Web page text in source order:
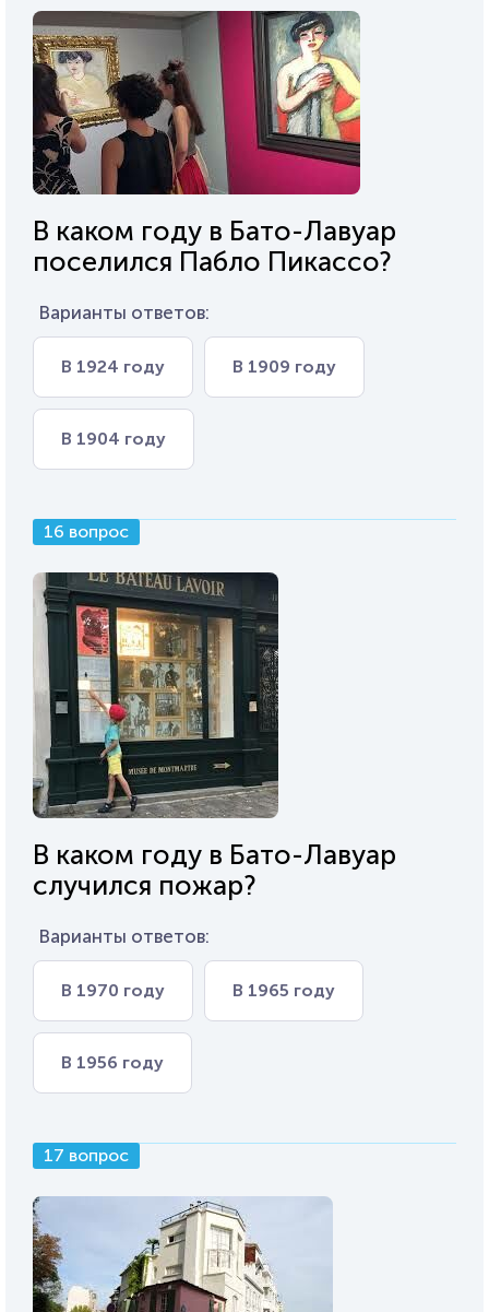
В каком году в Бато-Лавуар
поселился Пабло Пикассо?
Варианты ответов:
В 1924 году В 1909 году
В 1904 году
16 вопрос
В каком году в Бато-Лавуар
случился пожар?
Варианты ответов:
В 1970 году В 1965 году
В 1956 году
17 вопрос